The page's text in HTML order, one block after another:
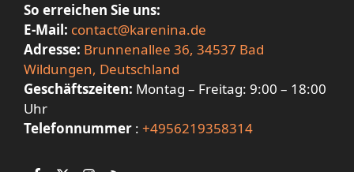
So erreichen Sie uns:
E-Mail: contact@karenina.de
Adresse: Brunnenallee 36, 34537 Bad
Wildungen, Deutschland
Geschäftszeiten: Montag – Freitag: 9:00 – 18:00
Uhr
Telefonnummer : +4956219358314